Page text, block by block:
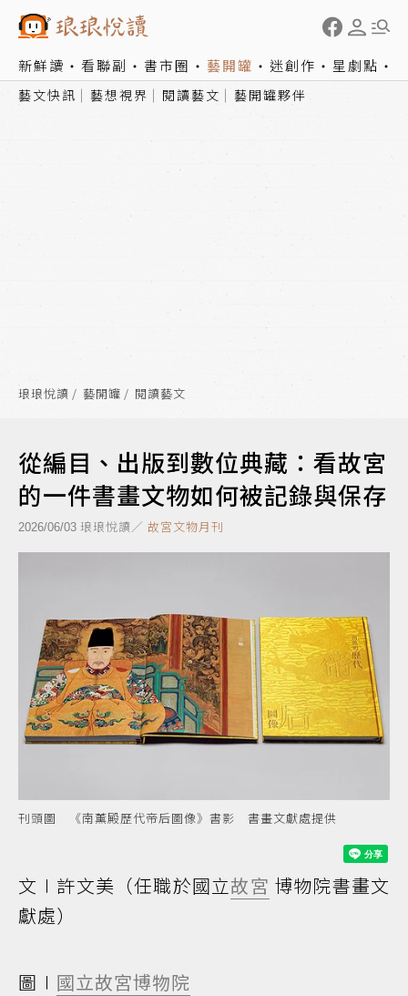
新鮮讀 看聯副 書市圈 藝開罐 迷創作 星劇點
藝文快訊 藝想視界 閱讀藝文 藝開罐夥伴
琅琅悅讀 藝開罐 閱讀藝文
從編目、出版到數位典藏：看故宮
的一件書畫文物如何被記錄與保存
2026/06/03 琅琅悅讀／ 故宮文物月刊
刊頭圖 《南薰殿歷代帝后圖像》書影 書畫文獻處提供
文∣許文美（任職於國立故宮 博物院書畫文
獻處）
圖∣ 國立故宮博物院